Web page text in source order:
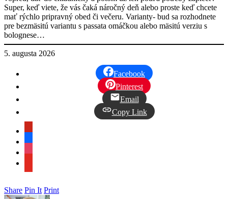
Super, keď viete, že vás čaká náročný deň alebo proste keď chcete
mať rýchlo pripravný obed či večeru. Varianty- bud sa rozhodnete
pre bezmäsitú variantu s passata omáčkou alebo mäsitú verziu s
bolognese…
5. augusta 2026
Facebook
Pinterest
Email
Copy Link
Share Pin It Print